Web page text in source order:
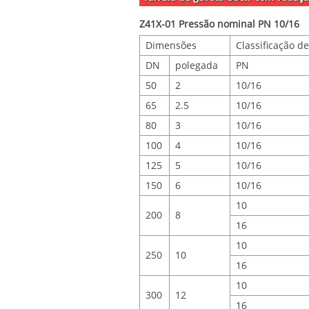
Z41X-01 Pressão nominal PN 10/16
Dimensões
Classificação
DN
polegada
PN
50
2
10/16
65
2.5
10/16
80
3
10/16
100
4
10/16
125
5
10/16
150
6 10/16
200 8
10
16
250 10
10
16
300 12
10
16